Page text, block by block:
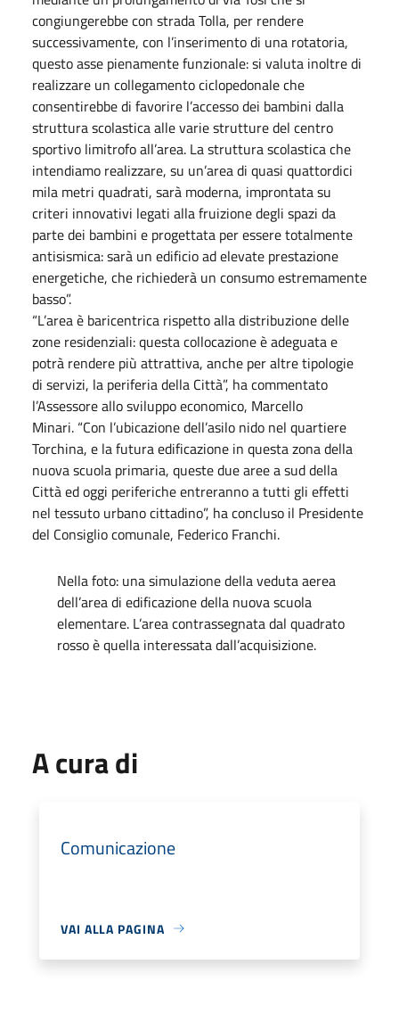
congiungerebbe con strada Tolla, per rendere
successivamente, con l’inserimento di una rotatoria,
questo asse pienamente funzionale: si valuta inoltre di
realizzare un collegamento ciclopedonale che
consentirebbe di favorire l’accesso dei bambini dalla
struttura scolastica alle varie strutture del centro
sportivo limitrofo all’area. La struttura scolastica che
intendiamo realizzare, su un’area di quasi quattordici
mila metri quadrati, sarà moderna, improntata su
criteri innovativi legati alla fruizione degli spazi da
parte dei bambini e progettata per essere totalmente
antisismica: sarà un edificio ad elevate prestazione
energetiche, che richiederà un consumo estremamente
basso”.
“L’area è baricentrica rispetto alla distribuzione delle
zone residenziali: questa collocazione è adeguata e
potrà rendere più attrattiva, anche per altre tipologie
di servizi, la periferia della Città”, ha commentato
l’Assessore allo sviluppo economico, Marcello
Minari. “Con l’ubicazione dell’asilo nido nel quartiere
Torchina, e la futura edificazione in questa zona della
nuova scuola primaria, queste due aree a sud della
Città ed oggi periferiche entreranno a tutti gli effetti
nel tessuto urbano cittadino”, ha concluso il Presidente
del Consiglio comunale, Federico Franchi.
Nella foto: una simulazione della veduta aerea
dell’area di edificazione della nuova scuola
elementare. L’area contrassegnata dal quadrato
rosso è quella interessata dall’acquisizione.
A cura di
Comunicazione
VAI ALLA PAGINA